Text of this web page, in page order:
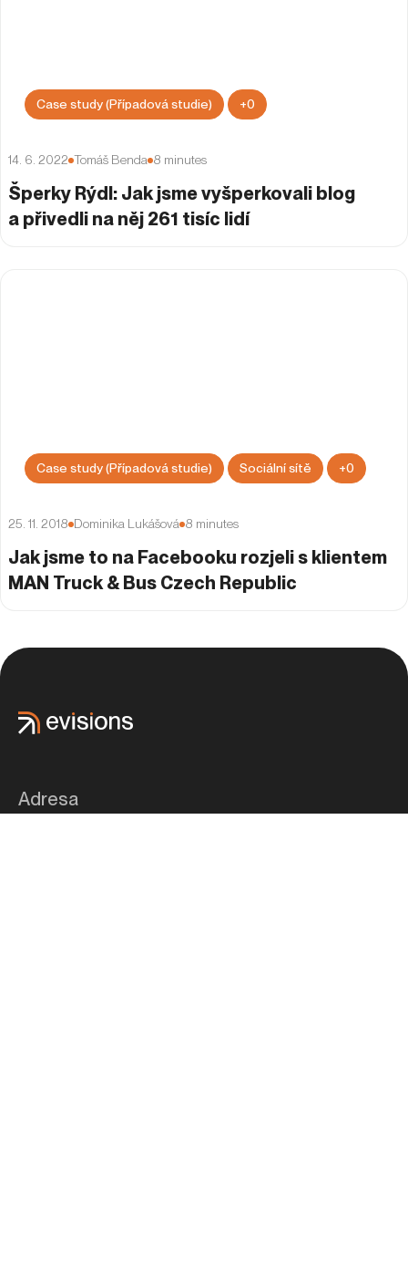
14. 6. 2022 Tomáš Benda 8 minutes
Šperky Rýdl: Jak jsme vyšperkovali blog
a přivedli na něj 261 tisíc lidí
Case study (Případová studie) +0
25. 11. 2018 Dominika Lukášová 8 minutes
Jak jsme to na Facebooku rozjeli s klientem
MAN Truck & Bus Czech Republic
Case study (Případová studie) Sociální sítě +0
Adresa